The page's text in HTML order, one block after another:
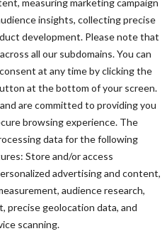
measuring marketing campaign
insights, collecting precise
development. Please note that
all our subdomains. You can
at any time by clicking the
at the bottom of your screen.
are committed to providing you
browsing experience. The
data for the following
Store and/or access
advertising and content,
audience research,
precise geolocation data, and
scanning.
vaak onderschatte